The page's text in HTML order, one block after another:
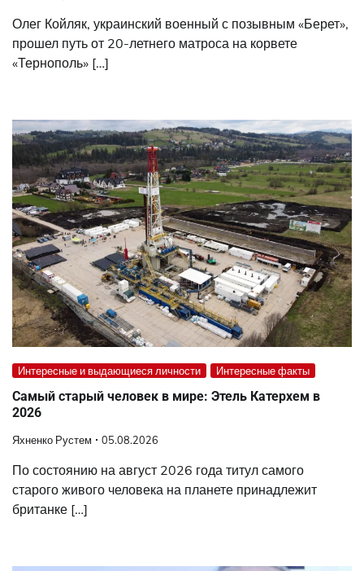
Олег Койляк, украинский военный с позывным «Берет»,
прошел путь от 20-летнего матроса на корвете
«Тернополь» […]
Интересные и выдающиеся личности Интересные факты
Самый старый человек в мире: Этель Катерхем в
2026
Яхненко Рустем 05.08.2026
По состоянию на август 2026 года титул самого
старого живого человека на планете принадлежит
британке […]